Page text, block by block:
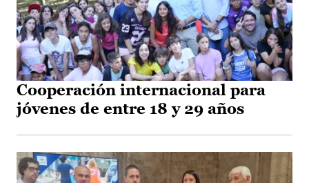
Cooperación internacional para
jóvenes de entre 18 y 29 años